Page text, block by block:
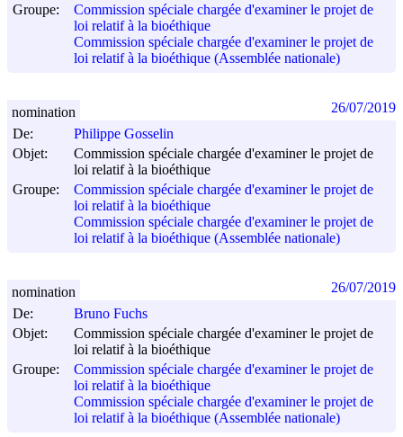
Groupe:
Commission spéciale chargée d'examiner le projet de
loi relatif à la bioéthique
Commission spéciale chargée d'examiner le projet de
loi relatif à la bioéthique (Assemblée nationale)
De:
Philippe Gosselin
Objet:
Commission spéciale chargée d'examiner le projet de
loi relatif à la bioéthique
Groupe:
Commission spéciale chargée d'examiner le projet de
loi relatif à la bioéthique
Commission spéciale chargée d'examiner le projet de
loi relatif à la bioéthique (Assemblée nationale)
nomination 26/07/2019
De:
Bruno Fuchs
Objet:
Commission spéciale chargée d'examiner le projet de
loi relatif à la bioéthique
Groupe:
Commission spéciale chargée d'examiner le projet de
loi relatif à la bioéthique
Commission spéciale chargée d'examiner le projet de
loi relatif à la bioéthique (Assemblée nationale)
nomination 26/07/2019